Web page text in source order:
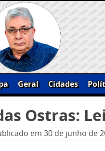
Geral Cidades
Ostras:
em 30 de junho de